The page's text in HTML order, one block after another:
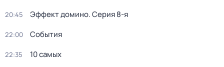
20:45 Эффект домино. Серия 8-я
22:00 События
22:35 10 самых